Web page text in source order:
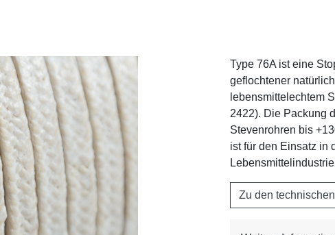
Type 76A ist eine
geflochtener
lebensmittelechtem
2422). Die Packung
Stevenrohren bis
ist für den Einsatz in
Zu den